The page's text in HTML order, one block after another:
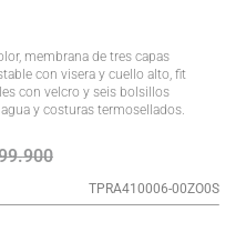
membrana de tres capas
con visera y cuello alto, fit
con velcro y seis bolsillos
y costuras termosellados.
.900
TPRA410006-00ZO0S